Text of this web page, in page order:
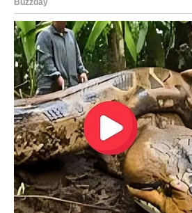
Ako ste slobodni, neko bi mogao
potpuno neočekivan način.
Neće vas osvojiti velikim riječima.
Privući će vas iskrenošću,
da vas razumije.
Ako ste zauzeti, odnos sa
iskreniji.